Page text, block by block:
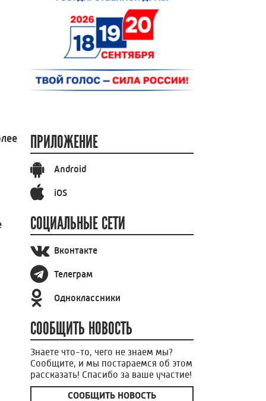
ПРИЛОЖЕНИЕ
Android
iOS
СОЦИАЛЬНЫЕ СЕТИ
Вконтакте
Телеграм
Одноклассники
СООБЩИТЬ НОВОСТЬ
Знаете что-то, чего не знаем мы?
Сообщите, и мы постараемся об этом
рассказать! Спасибо за ваше участие!
СООБЩИТЬ НОВОСТЬ